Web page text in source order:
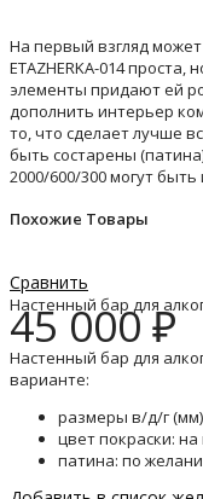
На первый взгляд
ETAZHERKA-014
элементы придают ей
дополнить интерьер
то, что сделает лучше
быть состарены
2000/600/300 могут
Похожие Товары
Сравнить
Настенный бар для
45 000₽
Настенный бар для
варианте:
размеры в/д/г
цвет покраски:
патина: по